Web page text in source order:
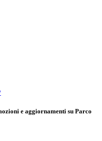
e aggiornamenti su Parco